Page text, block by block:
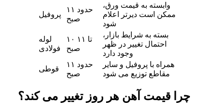
پروفیل
حدود ۱۱
صبح
وابسته به قیمت ورق،
ممکن است دیرتر اعلام
شود
لوله
فولادی
۱۰ تا ۱۱
صبح
بسته به شرایط بازار،
احتمال تغییر در ظهر
وجود دارد
قوطی
حدود ۱۱
صبح
همراه با پروفیل و سایر
مقاطع توزیع می‌ شود
چرا قیمت آهن هر روز تغییر می کند؟